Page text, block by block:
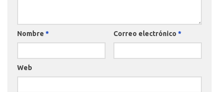
Nombre * Correo electrónico *
Web